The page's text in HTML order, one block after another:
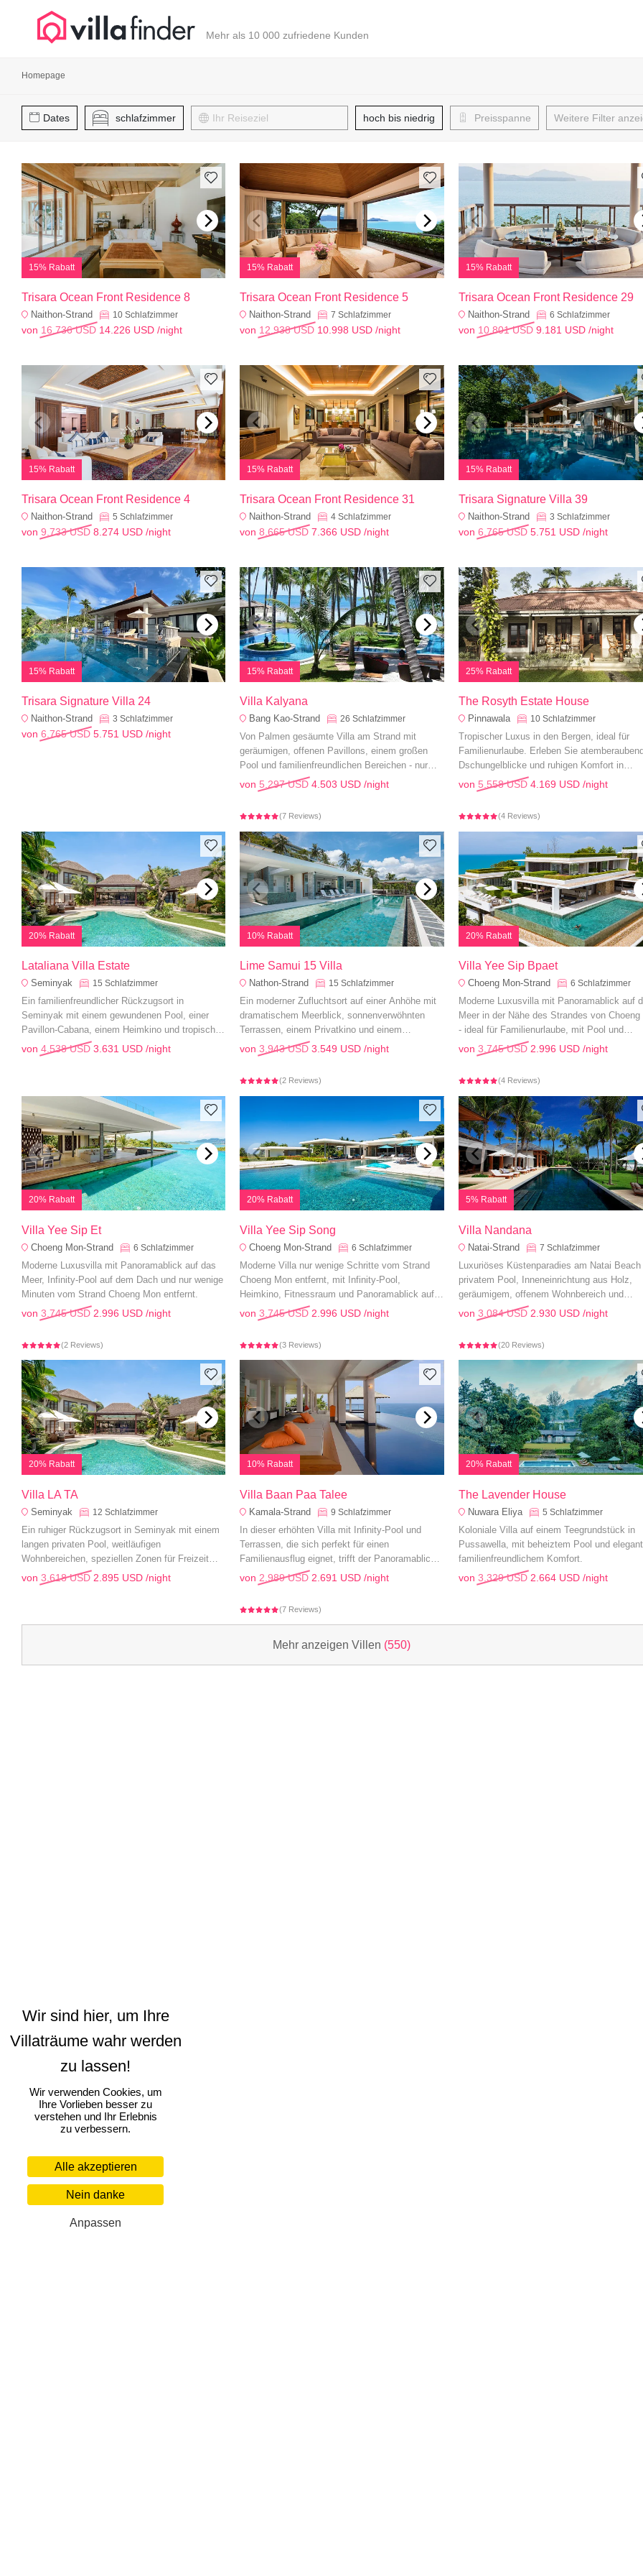
Mehr als 10 000 zufriedene Kunden
Homepage
Dates schlafzimmer hoch bis niedrig Preisspanne Weitere Filter
15% Rabatt
Trisara Ocean Front Residence 8
Naithon-Strand 10 Schlafzimmer
von 16.736 USD 14.226 USD /night
15% Rabatt
Trisara Ocean Front Residence 5
Naithon-Strand 7Schlafzimmer
von 12.938 USD 10.998 USD /night
15% Rabatt
Trisara Ocean Front Residence 29
Naithon-Strand 6 Schlafzimmer
von 10.801 USD 9.181 USD/night
15% Rabatt
Trisara Ocean Front Residence 4
Naithon-Strand 5 Schlafzimmer
von 9.733 USD 8.274 USD /night
15% Rabatt
Trisara Ocean Front Residence 31
Naithon-Strand 4Schlafzimmer
von8.665 USD 7.366 USD /night
15% Rabatt
Trisara Signature Villa 39
Naithon-Strand 3 Schlafzimmer
von 6.765 USD 5.751 USD/night
15% Rabatt
Trisara Signature Villa 24
Naithon-Strand 3 Schlafzimmer
von 6.765 USD 5.751 USD /night
15% Rabatt
Villa Kalyana
Bang Kao-Strand 26Schlafzimmer
Von Palmen gesäumte Villa am Strand mit
geräumigen, offenen Pavillons, einem großen
Pool und familienfreundlichen Bereichen - nur
wenige Minuten vom Bang Kao Beach entfernt.
von 5.297 USD 4.503 USD /night
(7 Reviews)
25% Rabatt
The Rosyth Estate House
Pinnawala 10 Schlafzimmer
Tropischer Luxus in den Bergen, ideal für
Familienurlaube. Erleben Sie
Dschungelblicke und ruhigen Komfort in
Pinnawala.
von 5.558 USD 4.169 USD/night
(4 Reviews)
20% Rabatt
Lataliana Villa Estate
Seminyak 15 Schlafzimmer
Ein familienfreundlicher Rückzugsort in
Seminyak mit einem gewundenen Pool, einer
Pavillon-Cabana, einem Heimkino und tropischen
Gärten - perfekt für ein entspanntes Luxusleben.
von 4.538 USD 3.631 USD /night
10% Rabatt
Lime Samui 15 Villa
Nathon-Strand 15Schlafzimmer
Ein moderner Zufluchtsort auf einer Anhöhe mit
dramatischem Meerblick, sonnenverwöhnten
Terrassen, einem Privatkino und einem
nahtlosen Übergang zwischen Innen und Außen.
von3.943 USD 3.549 USD /night
(2 Reviews)
20% Rabatt
Villa Yee Sip Bpaet
Choeng Mon-Strand 6 Schlafzimmer
Moderne Luxusvilla mit Panoramablick auf
Meer in der Nähe des Strandes von Choeng
- ideal für Familienurlaube, mit Pool und
Privatkino.
von 3.745 USD 2.996 USD/night
(4 Reviews)
20% Rabatt
Villa Yee Sip Et
Choeng Mon-Strand 6 Schlafzimmer
Moderne Luxusvilla mit Panoramablick auf das
Meer, Infinity-Pool auf dem Dach und nur wenige
Minuten vom Strand Choeng Mon entfernt.
von 3.745 USD 2.996 USD /night
(2 Reviews)
20% Rabatt
Villa Yee Sip Song
Choeng Mon-Strand 6Schlafzimmer
Moderne Villa nur wenige Schritte vom Strand
Choeng Mon entfernt, mit Infinity-Pool,
Heimkino, Fitnessraum und Panoramablick auf
das Meer - perfekt für einen entspannten
Luxusurlaub.
von3.745 USD 2.996 USD /night
(3 Reviews)
5% Rabatt
Villa Nandana
Natai-Strand 7 Schlafzimmer
Luxuriöses Küstenparadies am Natai
privatem Pool, Inneneinrichtung aus Holz,
geräumigem, offenem Wohnbereich und
familienfreundlichen Annehmlichkeiten für
nahtlose Entspannung.
von 3.084 USD 2.930 USD/night
(20 Reviews)
20% Rabatt
Villa LA TA
Seminyak 12 Schlafzimmer
Ein ruhiger Rückzugsort in Seminyak mit einem
langen privaten Pool, weitläufigen
Wohnbereichen, speziellen Zonen für Freizeit
und Unterhaltung und blühenden tropischen
Gärten für einen raffinierten Familienurlaub.
von 3.618 USD 2.895 USD /night
10% Rabatt
Villa Baan Paa Talee
Kamala-Strand 9Schlafzimmer
In dieser erhöhten Villa mit Infinity-Pool und
Terrassen, die sich perfekt für einen
Familienausflug eignet, trifft der Panoramablick
auf den Ozean auf ein elegantes Interieur.
von 2.989 USD 2.691 USD /night
(7 Reviews)
20% Rabatt
The Lavender House
Nuwara Eliya 5 Schlafzimmer
Koloniale Villa auf einem Teegrundstück in
Pussawella, mit beheiztem Pool und
familienfreundlichem Komfort.
von 3.329 USD 2.664 USD/night
Mehr anzeigen Villen (550)
Wir verwenden Cookies, um
Ihre Vorlieben besser zu
verstehen und Ihr Erlebnis
zu verbessern.
Alle akzeptieren
Nein danke
Anpassen